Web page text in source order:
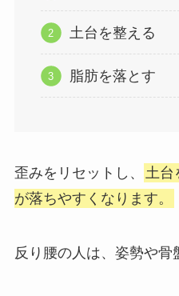
土台を整える
脂肪を落とす
歪みをリセットし、
土台
が落ちやすくなります。
反り腰の人は、姿勢や骨